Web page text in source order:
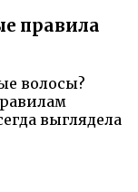
правила
волосы?
выглядела